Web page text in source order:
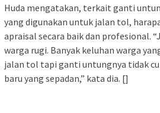
Huda mengatakan, terkait ganti
yang digunakan untuk jalan tol,
apraisal secara baik dan profesional.
warga rugi. Banyak keluhan warga
jalan tol tapi ganti untungnya tidak
baru yang sepadan,” kata dia. []